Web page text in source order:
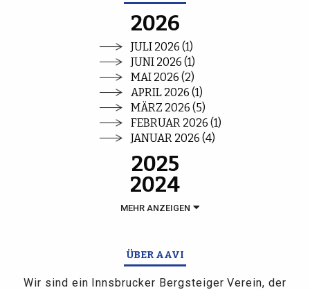
2026
JULI 2026 (1)
JUNI 2026 (1)
MAI 2026 (2)
APRIL 2026 (1)
MÄRZ 2026 (5)
FEBRUAR 2026 (1)
JANUAR 2026 (4)
2025
2024
MEHR ANZEIGEN
ÜBER AAVI
Wir sind ein Innsbrucker Bergsteiger Verein, der